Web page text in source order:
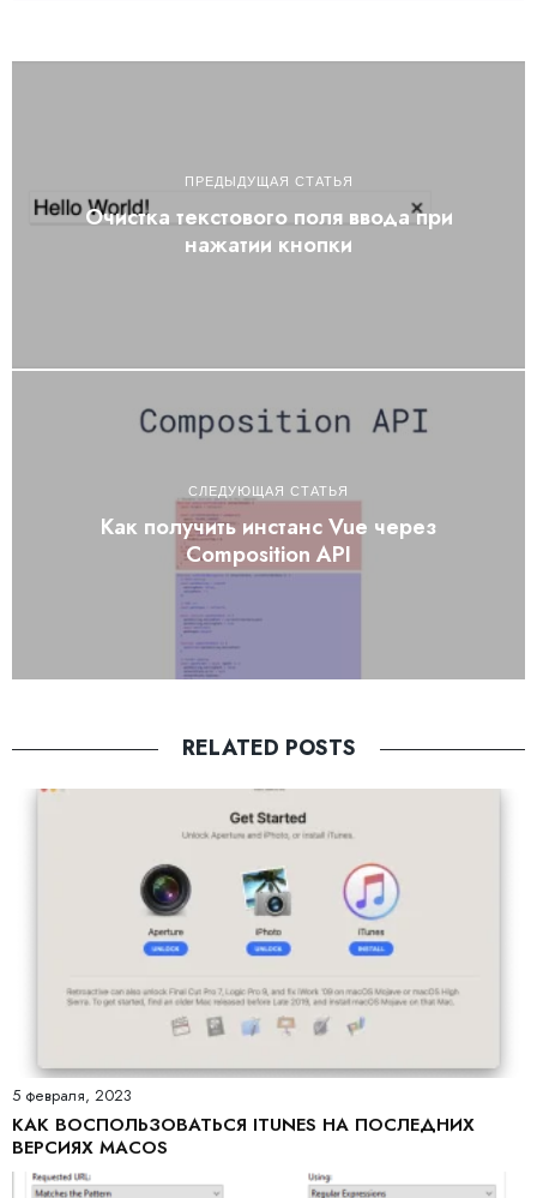
ПРЕДЫДУЩАЯ СТАТЬЯ
Очистка текстового поля ввода при
нажатии кнопки
СЛЕДУЮЩАЯ СТАТЬЯ
Как получить инстанс Vue через
Composition API
RELATED POSTS
5 февраля, 2023
КАК ВОСПОЛЬЗОВАТЬСЯ ITUNES НА ПОСЛЕДНИХ
ВЕРСИЯХ MACOS